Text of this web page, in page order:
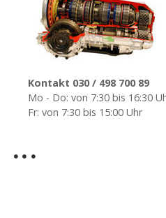
Kontakt 030 / 498 700 89
Mo - Do: von 7:30 bis 16:30
Fr: von 7:30 bis 15:00 Uhr